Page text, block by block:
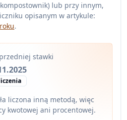
lub przy innym,
opisanym w artykule:
.
stawki
liczona inną metodą, więc
kwotowej ani procentowej.